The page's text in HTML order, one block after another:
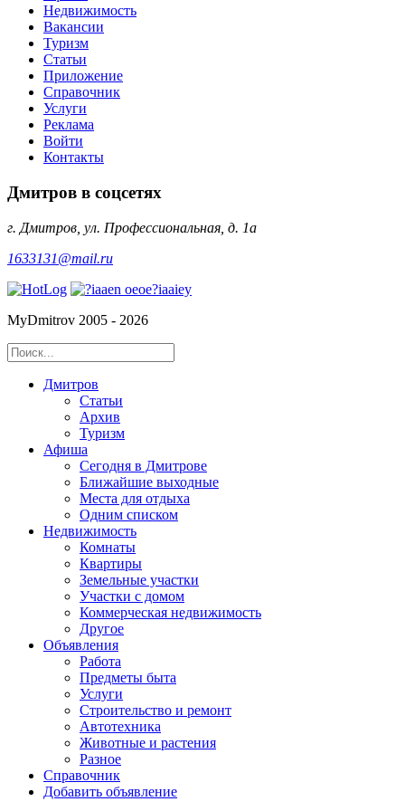
Недвижимость
Вакансии
Туризм
Статьи
Приложение
Справочник
Услуги
Реклама
Войти
Контакты
Дмитров в соцсетях
г. Дмитров, ул. Профессиональная, д. 1а
1633131@mail.ru
MyDmitrov 2005 - 2026
Дмитров
Статьи
Архив
Туризм
Афиша
Сегодня в Дмитрове
Ближайшие выходные
Места для отдыха
Одним списком
Недвижимость
Комнаты
Квартиры
Земельные участки
Участки с домом
Коммерческая недвижимость
Другое
Объявления
Работа
Предметы быта
Услуги
Строительство и ремонт
Автотехника
Животные и растения
Разное
Справочник
Добавить объявление